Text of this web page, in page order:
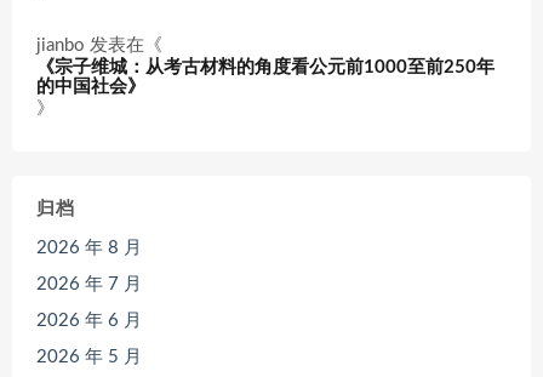
jianbo 发表在《
《宗子维城：从考古材料的角度看公元前1000至前250年
的中国社会》
》
归档
2026 年 8 月
2026 年 7 月
2026 年 6 月
2026 年 5 月